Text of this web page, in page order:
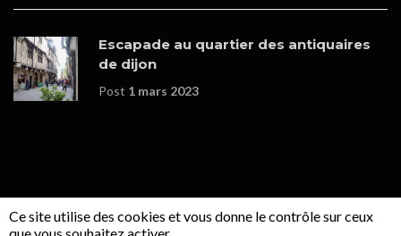
Escapade au quartier des antiquaires
de dijon
Post 1 mars 2023
© Copyrights - Boutique en ligne réalisée parWOOPLEE
Ce site utilise des cookies et vous donne le contrôle sur ceux